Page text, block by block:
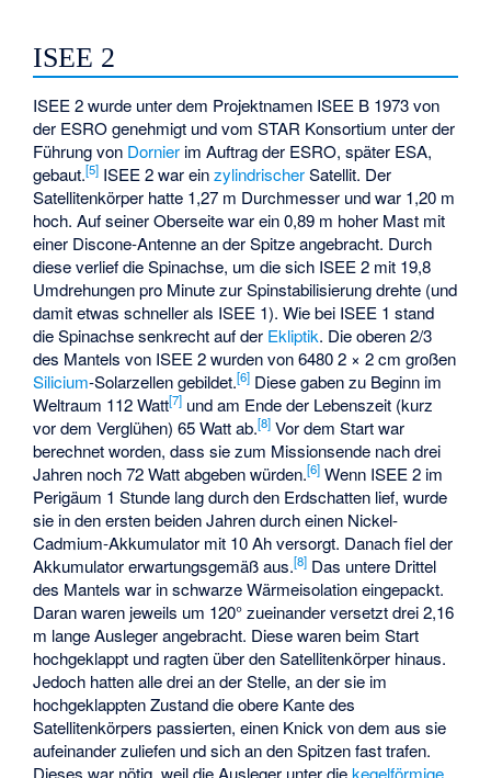
ISEE 2
ISEE 2 wurde unter dem Projektnamen ISEE B 1973 von
der ESRO genehmigt und vom STAR Konsortium unter der
Führung von Dornier im Auftrag der ESRO, später ESA,
gebaut.[5] ISEE 2 war einzylindrischerSatellit. Der
Satellitenkörper hatte 1,27 m Durchmesser und war 1,20 m
hoch. Auf seiner Oberseite war ein 0,89 m hoher Mast mit
einer Discone-Antenne an der Spitze angebracht. Durch
diese verlief die Spinachse, um die sich ISEE 2 mit 19,8
Umdrehungen pro Minute zur Spinstabilisierung drehte (und
damit etwas schneller als ISEE 1). Wie bei ISEE 1 stand
die Spinachse senkrecht auf der Ekliptik. Die oberen 2/3
des Mantels von ISEE 2 wurden von 6480 2 × 2 cm großen
Silicium-Solarzellen gebildet.[6] Diese gaben zu Beginn im
Weltraum 112 Watt[7] und am Ende der Lebenszeit (kurz
vor dem Verglühen) 65 Watt ab.[8] Vor dem Start war
berechnet worden, dass sie zum Missionsende nach drei
Jahren noch 72 Watt abgeben würden.[6] Wenn ISEE 2 im
Perigäum 1 Stunde lang durch den Erdschatten lief, wurde
sie in den ersten beiden Jahren durch einen Nickel-
Cadmium-Akkumulator mit 10 Ah versorgt. Danach fiel der
Akkumulator erwartungsgemäß aus.[8] Das untere Drittel
des Mantels war in schwarze Wärmeisolation eingepackt.
Daran waren jeweils um 120° zueinander versetzt drei 2,16
m lange Ausleger angebracht. Diese waren beim Start
hochgeklappt und ragten über den Satellitenkörper hinaus.
Jedoch hatten alle drei an der Stelle, an der sie im
hochgeklappten Zustand die obere Kante des
Satellitenkörpers passierten, einen Knick von dem aus sie
aufeinander zuliefen und sich an den Spitzen fast trafen.
Dieses war nötig, weil die Ausleger unter diekegelförmige